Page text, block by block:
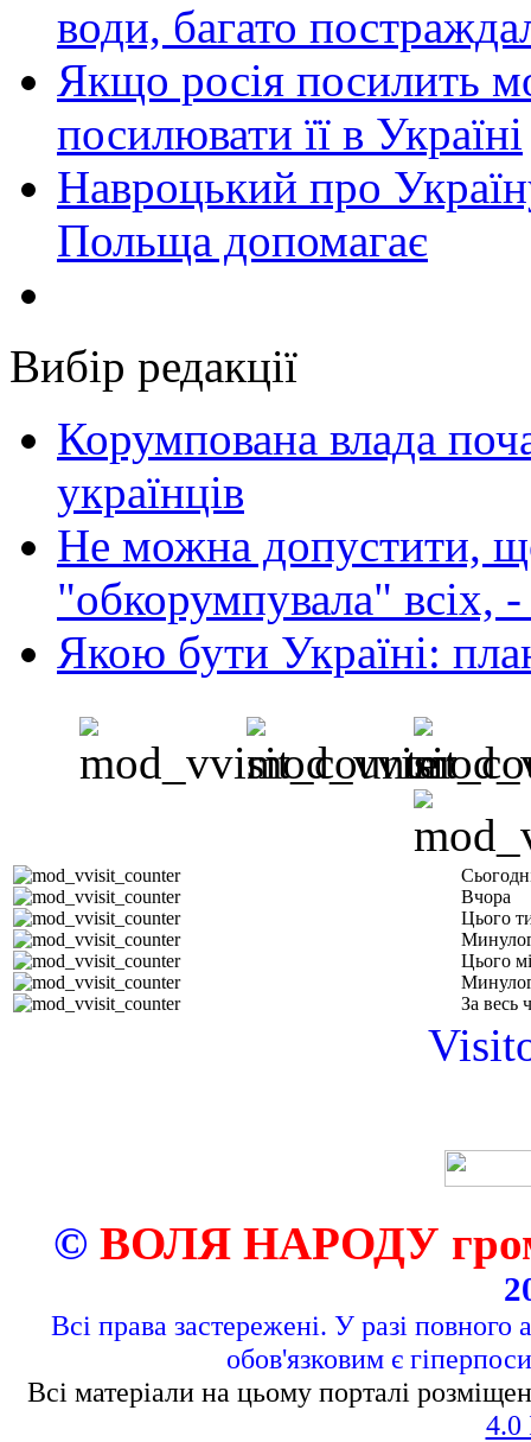
води, багато
Якщо росія посилить
посилювати її в Україні
Навроцький про
Польща допомагає
Вибір редакції
Корумпована влада
українців
Не можна допустити,
"обкорумпувала" всіх,
Якою бути Україні:
Вчора
Цього
Цього
За весь
© ВОЛЯ НАРОДУ
Всі права застережені. У разі повного
обов'язковим є
Всі матеріали на цьому порталі
4.0